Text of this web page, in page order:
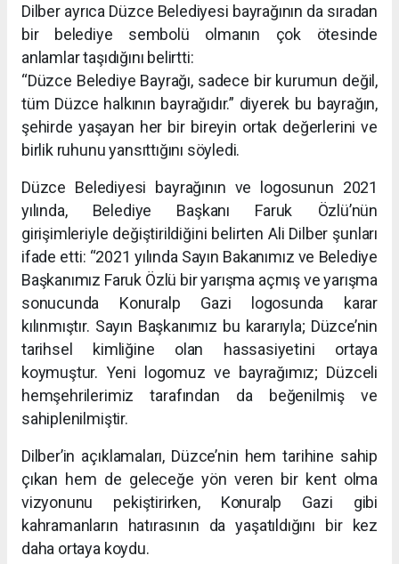
Dilber ayrıca Düzce Belediyesi bayrağının da sıradan
bir belediye sembolü olmanın çok ötesinde
anlamlar taşıdığını belirtti:
“Düzce Belediye Bayrağı, sadece bir kurumun değil,
tüm Düzce halkının bayrağıdır.” diyerek bu bayrağın,
şehirde yaşayan her bir bireyin ortak değerlerini ve
birlik ruhunu yansıttığını söyledi.
Düzce Belediyesi bayrağının ve logosunun 2021
yılında, Belediye Başkanı Faruk Özlü’nün
girişimleriyle değiştirildiğini belirten Ali Dilber şunları
ifade etti: “2021 yılında Sayın Bakanımız ve Belediye
Başkanımız Faruk Özlü bir yarışma açmış ve yarışma
sonucunda Konuralp Gazi logosunda karar
kılınmıştır. Sayın Başkanımız bu kararıyla; Düzce’nin
tarihsel kimliğine olan hassasiyetini ortaya
koymuştur. Yeni logomuz ve bayrağımız; Düzceli
hemşehrilerimiz tarafından da beğenilmiş ve
sahiplenilmiştir.
Dilber’in açıklamaları, Düzce’nin hem tarihine sahip
çıkan hem de geleceğe yön veren bir kent olma
vizyonunu pekiştirirken, Konuralp Gazi gibi
kahramanların hatırasının da yaşatıldığını bir kez
daha ortaya koydu.